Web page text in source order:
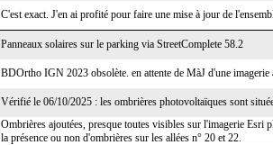
C'est exact. J'en ai profité pour faire une mise à jour de
Panneaux solaires sur le parking via StreetComplete 58.2
BDOrtho IGN 2023 obsolète. en attente de MàJ d'une imagerie
Vérifié le 06/10/2025 : les ombrières photovoltaïques sont
Ombrières ajoutées, presque toutes visibles sur l'imagerie Esri
la présence ou non d'ombrières sur les allées n° 20 et 22.